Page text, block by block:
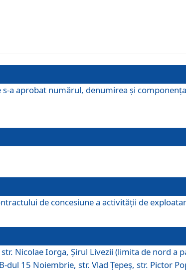
a aprobat numărul, denumirea şi
de concesiune a activităţii de
Nicolae Iorga, Şirul Livezii (limita de nord a
dul 15 Noiembrie, str. Vlad Ţepeş, str. Pictor